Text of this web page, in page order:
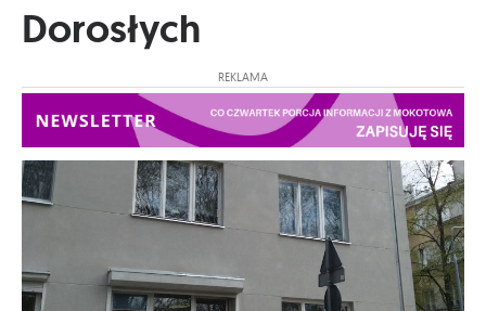
Dorosłych
REKLAMA